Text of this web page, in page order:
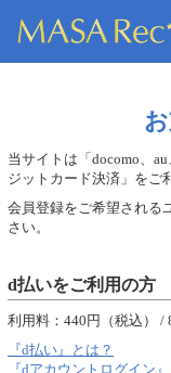
当サイトは「docomo、
ジットカード決済」をご
会員登録をご希望される
さい。
d払いをご利用の方
利用料：440円（税込） /
『d払い』とは？
『dアカウントログイン